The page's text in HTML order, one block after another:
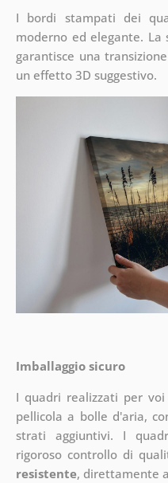
I bordi stampati dei
moderno ed elegante.
garantisce una
un effetto 3D suggestivo.
Imballaggio sicuro
I quadri realizzati per
pellicola a bolle d'aria,
strati aggiuntivi. I
rigoroso controllo di
resistente, direttamente